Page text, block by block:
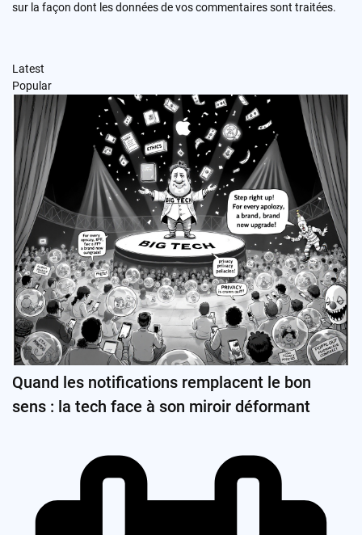
sur la façon dont les données de vos commentaires sont traitées.
Latest
Popular
Quand les notifications remplacent le bon
sens : la tech face à son miroir déformant